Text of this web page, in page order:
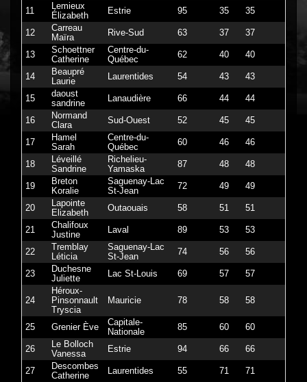
11
Lemieux
Élizabeth
Estrie 95 35 35
12
Carreau
Maïra
Rive-Sud 63 37 37
13
Schoettner
Catherine
Centre-du-
Québec
62 40 40
14
Beaupré
Laurie
Laurentides 54 43 43
15
daoust
sandrine
Lanaudière 66 44 44
16
Normand
Clara
Sud-Ouest 52 45 45
17
Hamel
Sarah
Centre-du-
Québec
60 46 46
18
Léveillé
Sandrine
Richelieu-
Yamaska
87 48 48
19
Breton
Koralie
Saguenay-Lac
St-Jean
72 49 49
20
Lapointe
Elizabeth
Outaouais 58 51 51
21
Chalifoux
Justine
Laval 89 53 53
22
Tremblay
Léticia
Saguenay-Lac
St-Jean
74 56 56
23
Duchesne
Juliette
Lac St-Louis 69 57 57
24
Héroux-
Pinsonnault
Tryscia
Mauricie 78 58 58
25 Grenier Ève
Capitale-
Nationale
85 60 60
26
Le Bolloch
Vanessa
Estrie 94 66 66
27
Descombes
Catherine
Laurentides 55 71 71